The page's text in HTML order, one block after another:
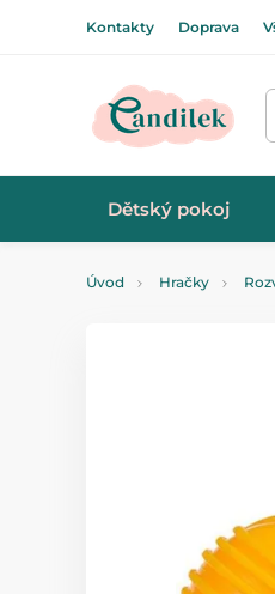
Kontakty Doprava
Dětský pokoj
Úvod Hračky